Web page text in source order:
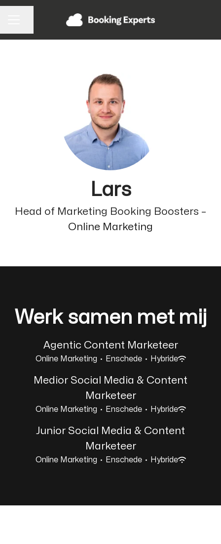
CARRIÈREMENU
Lars
Head of Marketing Booking Boosters –
Online Marketing
Werk samen met mij
Agentic Content Marketeer
Online Marketing · Enschede · Hybride
Medior Social Media & Content
Marketeer
Online Marketing · Enschede · Hybride
Junior Social Media & Content
Marketeer
Online Marketing · Enschede · Hybride